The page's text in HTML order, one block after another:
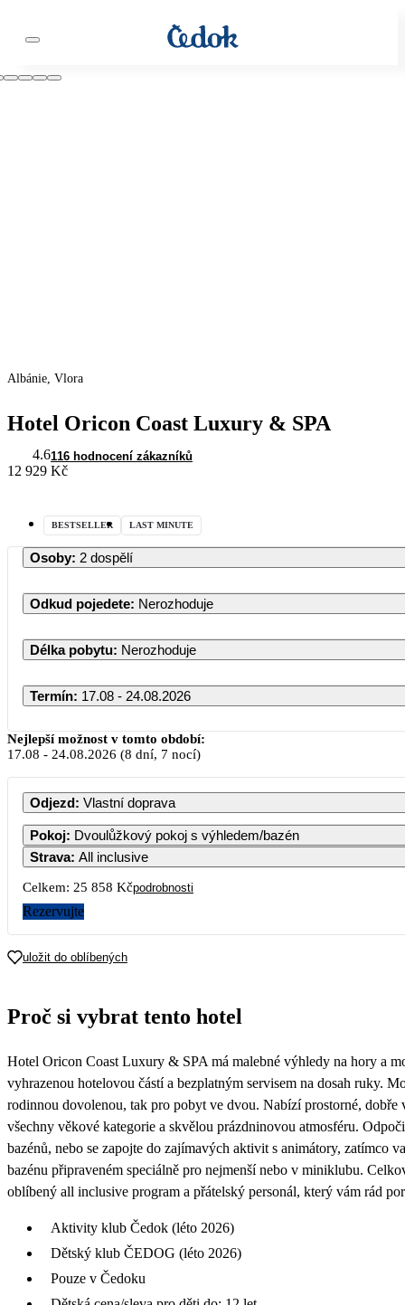
Albánie, Vlora
Hotel Oricon Coast Luxury & SPA
4.6116 hodnocení zákazníků
12 929 Kč
BESTSELLER LAST MINUTE
Osoby: 2 dospělí
Odkud pojedete: Nerozhoduje
Délka pobytu: Nerozhoduje
Termín: 17.08 - 24.08.2026
Srpen 2026
PO ÚT ST ČT PÁ
3 4 5 6 7
16 990
24
31
12 929
Nejlepší možnost v tomto období:
17.08 - 24.08.2026 (8 dní, 7 nocí)
Odjezd: Vlastní doprava
Pokoj: Dvoulůžkový pokoj s výhledem/bazén
Strava: All inclusive
Celkem: 25 858 Kčpodrobnosti
Rezervujte
uložit do oblíbených
Proč si vybrat tento hotel
Hotel Oricon Coast Luxury & SPA má malebné výhledy na hory a
vyhrazenou hotelovou částí a bezplatným servisem na dosah ruky.
rodinnou dovolenou, tak pro pobyt ve dvou. Nabízí prostorné, dobře
všechny věkové kategorie a skvělou prázdninovou atmosféru.
bazénů, nebo se zapojte do zajímavých aktivit s animátory, zatímco
bazénu připraveném speciálně pro nejmenší nebo v miniklubu.
oblíbený all inclusive program a přátelský personál, který vám rád
Aktivity klub Čedok (léto 2026)
Dětský klub ČEDOG (léto 2026)
Pouze v Čedoku